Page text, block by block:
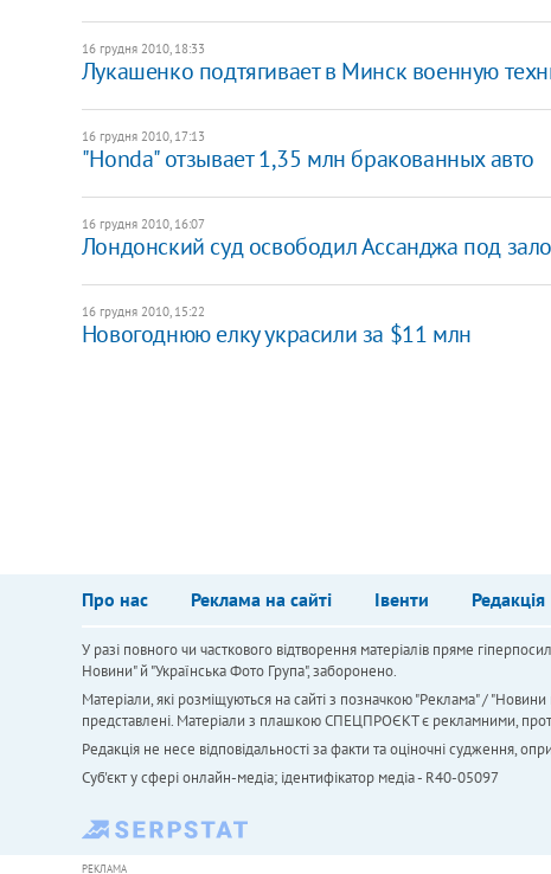
16 грудня 2010, 18:33
​Лукашенко подтягивает в Минск военную
16 грудня 2010, 17:13
"Honda" отзывает 1,35 млн бракованных авто
16 грудня 2010, 16:07
Лондонский суд освободил Ассанджа под
16 грудня 2010, 15:22
Новогоднюю елку украсили за $11 млн
Про нас Реклама на сайті Івенти Редакція
У разі повного чи часткового відтворення матеріалів пряме
Новини" й "Українська Фото Група", заборонено.
Матеріали, які розміщуються на сайті з позначкою "Реклама" /
представлені. Матеріали з плашкою СПЕЦПРОЄКТ є рекламними, проте
Редакція не несе відповідальності за факти та оціночні судження,
Cуб'єкт у сфері онлайн-медіа; ідентифікатор медіа - R40-05097
РЕКЛАМА